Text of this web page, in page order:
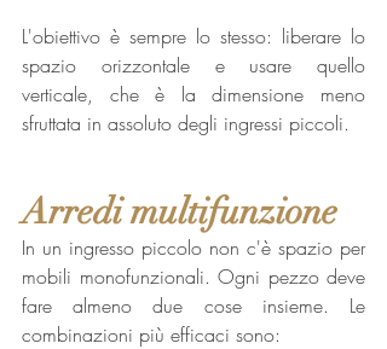
L'obiettivo è sempre lo stesso: liberare lo
spazio orizzontale e usare quello
verticale, che è la dimensione meno
sfruttata in assoluto degli ingressi piccoli.
Arredi multifunzione
In un ingresso piccolo non c'è spazio per
mobili monofunzionali. Ogni pezzo deve
fare almeno due cose insieme. Le
combinazioni più efficaci sono: